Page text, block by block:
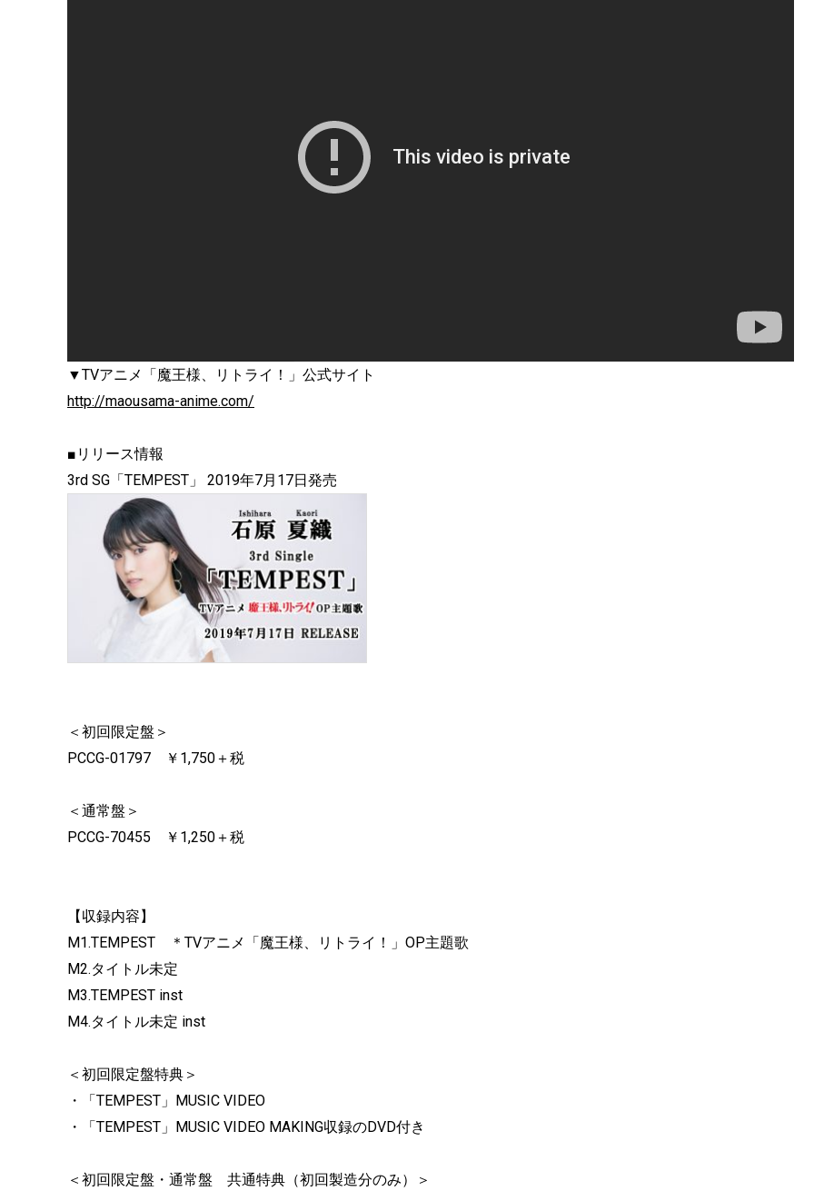
▼TVアニメ「魔王様、リトライ！」公式サイト
http://maousama-anime.com/
■リリース情報
3rd SG「TEMPEST」 2019年7月17日発売
＜初回限定盤＞
PCCG-01797 ￥1,750＋税
＜通常盤＞
PCCG-70455 ￥1,250＋税
【収録内容】
M1.TEMPEST ＊TVアニメ「魔王様、リトライ！」OP主題歌
M2.タイトル未定
M3.TEMPEST inst
M4.タイトル未定 inst
＜初回限定盤特典＞
・「TEMPEST」MUSIC VIDEO
・「TEMPEST」MUSIC VIDEO MAKING収録のDVD付き
＜初回限定盤・通常盤 共通特典（初回製造分のみ）＞